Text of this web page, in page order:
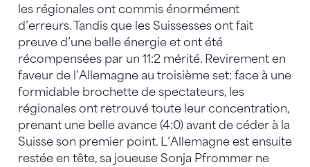
les régionales ont commis énormément
d’erreurs. Tandis que les Suissesses ont fait
preuve d’une belle énergie et ont été
récompensées par un 11:2 mérité. Revirement en
faveur de l’Allemagne au troisième set: face à une
formidable brochette de spectateurs, les
régionales ont retrouvé toute leur concentration,
prenant une belle avance (4:0) avant de céder à la
Suisse son premier point. L’Allemagne est ensuite
restée en tête, sa joueuse Sonja Pfrommer ne